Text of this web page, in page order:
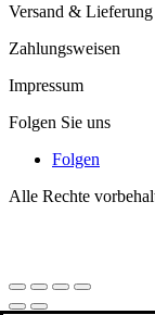
Versand & Lieferung
Zahlungsweisen
Impressum
Folgen Sie uns
Folgen
Alle Rechte